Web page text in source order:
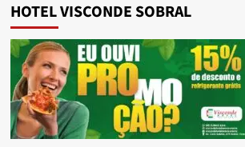
HOTEL VISCONDE SOBRAL